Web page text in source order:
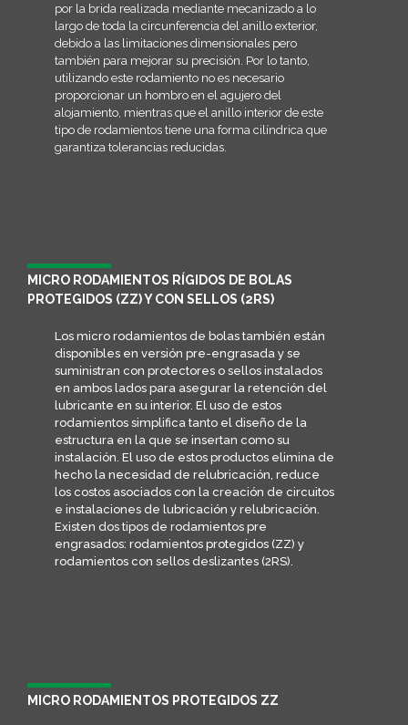
por la brida realizada mediante mecanizado a lo
largo de toda la circunferencia del anillo exterior,
debido a las limitaciones dimensionales pero
también para mejorar su precisión. Por lo tanto,
utilizando este rodamiento no es necesario
proporcionar un hombro en el agujero del
alojamiento, mientras que el anillo interior de este
tipo de rodamientos tiene una forma cilíndrica que
garantiza tolerancias reducidas.
MICRO RODAMIENTOS RÍGIDOS DE BOLAS
PROTEGIDOS (ZZ) Y CON SELLOS (2RS)
Los micro rodamientos de bolas también están
disponibles en versión pre-engrasada y se
suministran con protectores o sellos instalados
en ambos lados para asegurar la retención del
lubricante en su interior. El uso de estos
rodamientos simplifica tanto el diseño de la
estructura en la que se insertan como su
instalación. El uso de estos productos elimina de
hecho la necesidad de relubricación, reduce
los costos asociados con la creación de circuitos
e instalaciones de lubricación y relubricación.
Existen dos tipos de rodamientos pre
engrasados: rodamientos protegidos (ZZ) y
rodamientos con sellos deslizantes (2RS).
MICRO RODAMIENTOS PROTEGIDOS ZZ